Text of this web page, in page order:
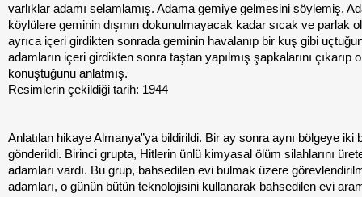
varlıklar adamı selamlamış. Adama gemiye gelmesini söylemiş.
köylülere geminin dışının dokunulmayacak kadar sıcak ve parlak
ayrıca içeri girdikten sonrada geminin havalanıp bir kuş gibi
adamların içeri girdikten sonra taştan yapılmış şapkalarını çıkarıp
konuştuğunu anlatmış.
Resimlerin çekildiği tarih: 1944
Anlatılan hikaye Almanya”ya bildirildi. Bir ay sonra aynı bölgeye iki
gönderildi. Birinci grupta, Hitlerin ünlü kimyasal ölüm silahlarını
adamları vardı. Bu grup, bahsedilen evi bulmak üzere
adamları, o günün bütün teknolojisini kullanarak bahsedilen evi